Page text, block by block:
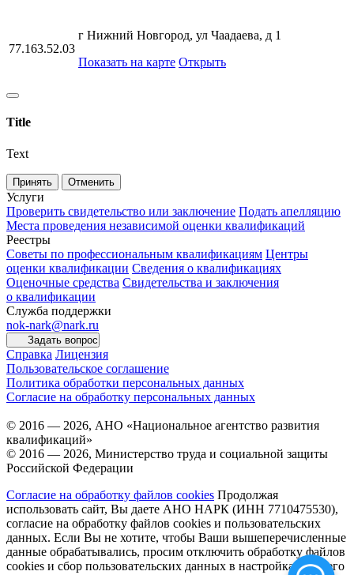
77.163.52.03
г Нижний Новгород, ул Чаадаева, д 1
Показать на карте Открыть
Title
Text
Принять Отменить
Услуги
Проверить свидетельство или заключение Подать апелляцию
Места проведения независимой оценки квалификаций
Реестры
Советы по профессиональным квалификациям Центры
оценки квалификации Сведения о квалификациях
Оценочные средства Свидетельства и заключения
о квалификации
Служба поддержки
nok-nark@nark.ru
Задать вопрос
Справка Лицензия
Пользовательское соглашение
Политика обработки персональных данных
Согласие на обработку персональных данных
© 2016 — 2026, АНО «Национальное агентство развития
квалификаций»
© 2016 — 2026, Министерство труда и социальной защиты
Российской Федерации
Согласие на обработку файлов cookies Продолжая
использовать сайт, Вы даете АНО НАРК (ИНН 7710475530),
согласие на обработку файлов cookies и пользовательских
данных. Если Вы не хотите, чтобы Ваши вышеперечисленные
данные обрабатывались, просим отключить обработку файлов
cookies и сбор пользовательских данных в настройках Вашего